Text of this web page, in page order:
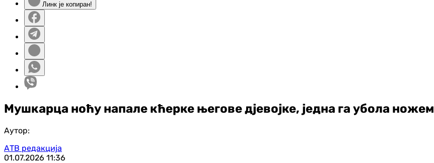
Линк је копиран!
Мушкарца ноћу напале кћерке његове дјевојке, једна га убола ножем
Аутор:
АТВ редакција
01.07.2026 11:36